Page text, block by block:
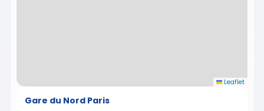
Leaflet
Gare du Nord Paris